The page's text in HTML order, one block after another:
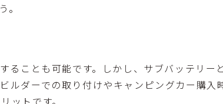
ることも可能です。しかし、サブバッテリー
ルダーでの取り付けやキャンピングカー購入
ットです。